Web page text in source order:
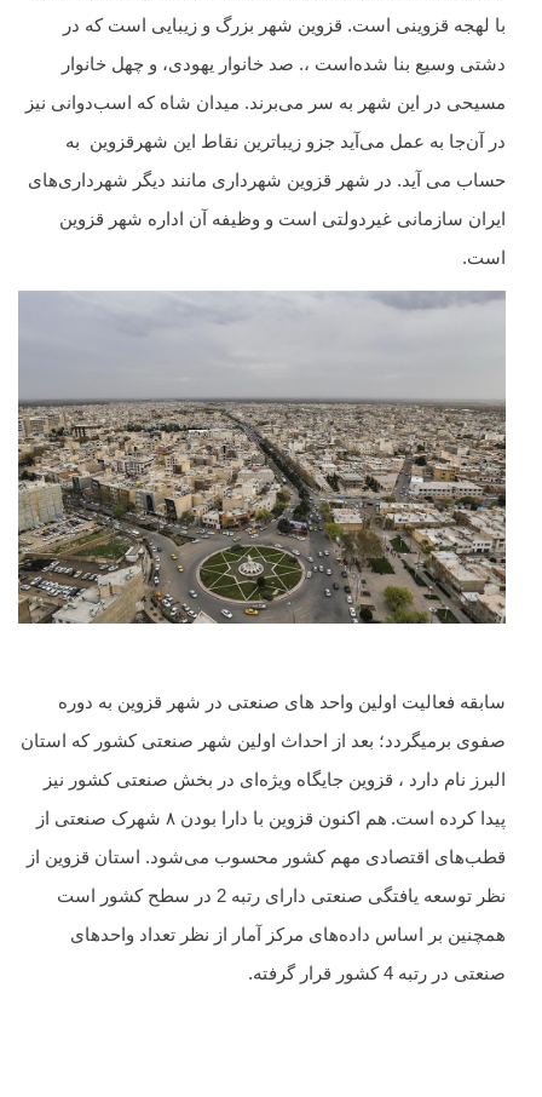
با لهجه قزوینی است. قزوین شهر بزرگ و زیبایی است که در
دشتی وسیع بنا شده‌است ،. صد خانوار یهودی، و چهل خانوار
مسیحی در این شهر به سر می‌برند. میدان شاه که اسب‌دوانی نیز
در آن‌جا به عمل می‌آید جزو زیباترین نقاط این شهرقزوین به
حساب می آید. در شهر قزوین شهرداری مانند دیگر شهرداری‌های
ایران سازمانی غیردولتی است و وظیفه آن اداره شهر قزوین
است.
سابقه فعالیت اولین واحد های صنعتی در شهر قزوین به دوره
صفوی برمیگردد؛ بعد از احداث اولین شهر صنعتی کشور که استان
البرز نام دارد ، قزوین جایگاه ویژه‌ای در بخش صنعتی کشور نیز
پیدا کرده است. هم اکنون قزوین با دارا بودن ۸ شهرک صنعتی از
قطب‌های اقتصادی مهم کشور محسوب می‌شود. استان قزوین از
نظر توسعه یافتگی صنعتی دارای رتبه 2 در سطح کشور است
همچنین بر اساس داده‌های مرکز آمار از نظر تعداد واحدهای
صنعتی در رتبه 4 کشور قرار گرفته‌.